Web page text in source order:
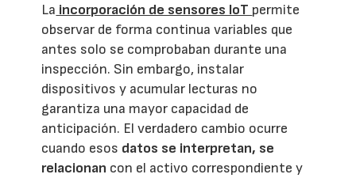
La incorporación de sensores IoT permite
observar de forma continua variables que
antes solo se comprobaban durante una
inspección. Sin embargo, instalar
dispositivos y acumular lecturas no
garantiza una mayor capacidad de
anticipación. El verdadero cambio ocurre
cuando esos datos se interpretan, se
relacionan con el activo correspondiente y